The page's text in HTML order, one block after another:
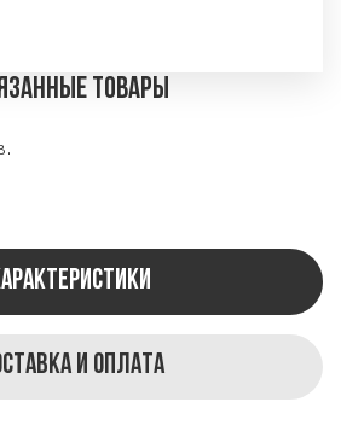
товары
и оплата